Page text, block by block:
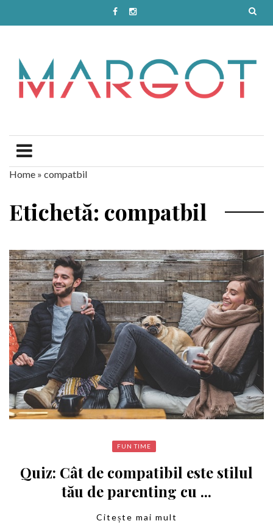
Home » compatbil
Etichetă: compatbil
FUN TIME
Quiz: Cât de compatibil este stilul
tău de parenting cu ...
Citește mai mult